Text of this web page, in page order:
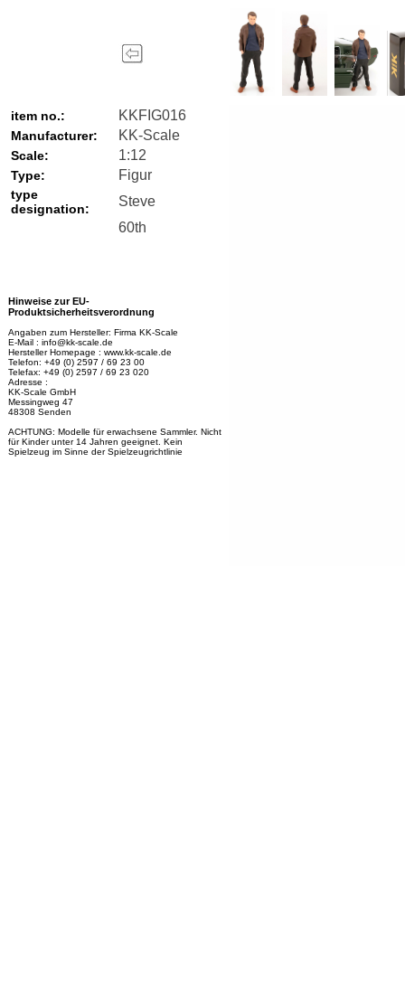
item no.: KKFIG016
Manufacturer: KK-Scale
Scale: 1:12
Type: Figur
type
designation:
Steve
60th
Hinweise zur EU-
Produktsicherheitsverordnung
Angaben zum Hersteller: Firma KK-Scale
E-Mail : info@kk-scale.de
Hersteller Homepage : www.kk-scale.de
Telefon: +49 (0) 2597 / 69 23 00
Telefax: +49 (0) 2597 / 69 23 020
Adresse :
KK-Scale GmbH
Messingweg 47
48308 Senden
ACHTUNG: Modelle für erwachsene Sammler. Nicht
für Kinder unter 14 Jahren geeignet. Kein
Spielzeug im Sinne der Spielzeugrichtlinie